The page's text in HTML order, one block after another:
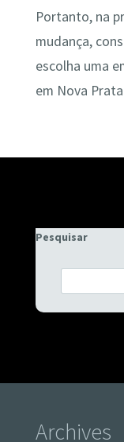
Portanto, na
mudança,
escolha uma
em Nova Prata
Pesquisar
Archives